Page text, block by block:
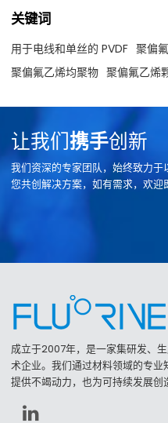
关键词
用于电线和单丝的 PVDF 聚偏
聚偏氟乙烯均聚物 聚偏氟乙烯
让我们携手创新
我们资深的专家团队，始终致力
您共创解决方案，如有需求，欢迎
成立于2007年，是一家集研发、
术企业。我们通过材料领域的专
提供不竭动力，也为可持续发展创